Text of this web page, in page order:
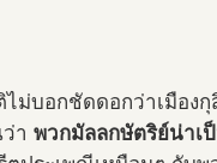
ม่บอกชัดดอกว่าเมืองกุ
า พวกมัลลกษัตริย์น่าเ